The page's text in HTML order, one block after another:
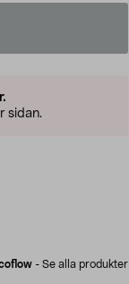
sidan.
- Se alla produkter